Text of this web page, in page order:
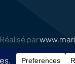
par